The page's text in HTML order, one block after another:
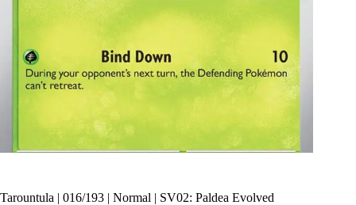
Tarountula | 016/193 | Normal | SV02: Paldea Evolved